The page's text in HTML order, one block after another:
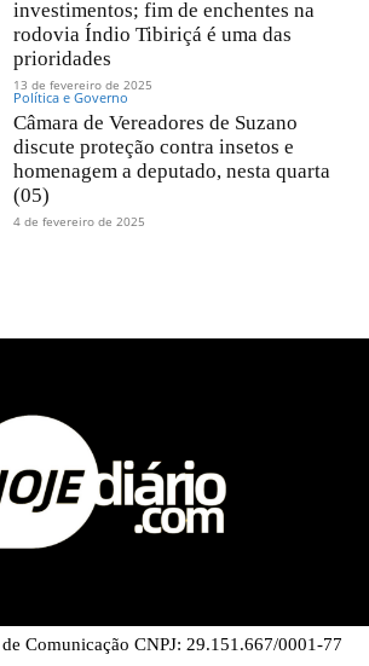
investimentos; fim de enchentes na
rodovia Índio Tibiriçá é uma das
prioridades
13 de fevereiro de 2025
Política e Governo
Câmara de Vereadores de Suzano
discute proteção contra insetos e
homenagem a deputado, nesta quarta
(05)
4 de fevereiro de 2025
Comunicação CNPJ: 29.151.667/0001-77